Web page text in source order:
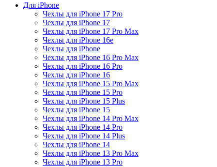
Для iPhone
Чехлы для iPhone 17 Pro
Чехлы для iPhone 17
Чехлы для iPhone 17 Pro Max
Чехлы для iPhone 16e
Чехлы для iPhone
Чехлы для iPhone 16 Pro Max
Чехлы для iPhone 16 Pro
Чехлы для iPhone 16
Чехлы для iPhone 15 Pro Max
Чехлы для iPhone 15 Pro
Чехлы для iPhone 15 Plus
Чехлы для iPhone 15
Чехлы для iPhone 14 Pro Max
Чехлы для iPhone 14 Pro
Чехлы для iPhone 14 Plus
Чехлы для iPhone 14
Чехлы для iPhone 13 Pro Max
Чехлы для iPhone 13 Pro